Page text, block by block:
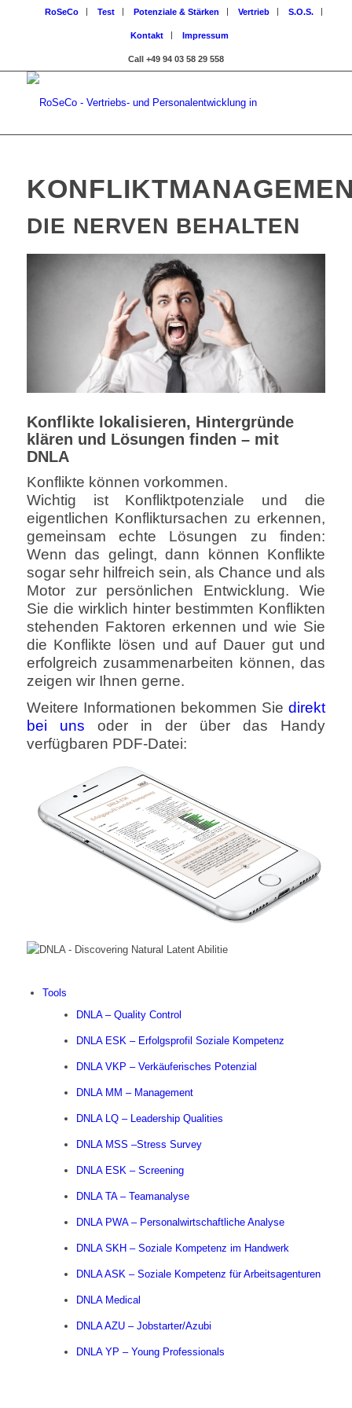
RoSeCo Test Potenziale & Stärken Vertrieb S.O.S.
Kontakt Impressum
Call +49 94 03 58 29 558
DIE NERVEN BEHALTEN
Konflikte lokalisieren, Hintergründe
klären und Lösungen finden – mit
DNLA
Konflikte können vorkommen.
Wichtig ist Konfliktpotenziale und die
eigentlichen Konfliktursachen zu erkennen,
gemeinsam echte Lösungen zu finden:
Wenn das gelingt, dann können Konflikte
sogar sehr hilfreich sein, als Chance und als
Motor zur persönlichen Entwicklung. Wie
Sie die wirklich hinter bestimmten Konflikten
stehenden Faktoren erkennen und wie Sie
die Konflikte lösen und auf Dauer gut und
erfolgreich zusammenarbeiten können, das
zeigen wir Ihnen gerne.
Weitere Informationen bekommen Siedirekt
bei uns oder in der über das Handy
verfügbaren PDF-Datei:
Tools
DNLA – Quality Control
DNLA ESK – Erfolgsprofil Soziale Kompetenz
DNLA VKP – Verkäuferisches Potenzial
DNLA MM – Management
DNLA LQ – Leadership Qualities
DNLA MSS –Stress Survey
DNLA ESK – Screening
DNLA TA – Teamanalyse
DNLA PWA – Personalwirtschaftliche Analyse
DNLA SKH – Soziale Kompetenz im Handwerk
DNLA ASK – Soziale Kompetenz für Arbeitsagenturen
DNLA Medical
DNLA AZU – Jobstarter/Azubi
DNLA YP – Young Professionals